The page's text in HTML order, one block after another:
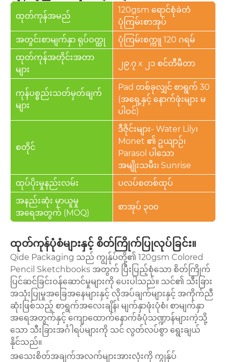
ထုတ်ကုန်အမည်
120gsm ရောင်စုံခဲတံ
ပုံကြမ်းစာအုပ်
အတွင်းစာမျက်နှာ ရုပ်ဝတ္ထု
ပုံကြမ်းစက္ကူ 120 ဂရမ်
ထုတ်ကုန်အတိုင်းအတာ
များ
၂၉.၇ x ၂၁ စင်တီမီတာ
ကုန်ပစ္စည်းသတ်မှတ်ချက်
များ
Pad တစ်ခုလျှင် စာရွက် 30
(အရှေ့နှင့် နောက်ဖုံးများ မ
ပါဝင်)
စတိုင်
ဒီဇိုင်းများ- Water Lily၊
Monet ၏ ဥယျာဉ်၊
Parasol ပါသော
အမျိုးသမီး၊ Sunrise
ထုပ်ပိုးမှုနည်းလမ်း
ပလပ်စတစ်ထုပ်
အနည်းဆုံး မှာယူမှု
အရေအတွက် (MOQ)
စာအုပ် ၃၀၀
ထုတ်ကုန်ပုံစံများနှင့် စိတ်ကြိုက်ပြုလုပ်ခြင်း။
Qide Packaging သည် ကျွန်ုပ်တို့၏ 120gsm Colored
Pencil Sketchbooks အတွက် ပြီးပြည့်စုံသော စိတ်ကြိုက်
ပြင်ဆင်ခြင်းဝန်ဆောင်မှုများကို ပေးပါသည်။ သင်၏ သီးခြား
အသုံးပြုမှုအခြေအနေများနှင့် လိုအပ်ချက်များနှင့် အကိုက်ညီ
ဆုံးဖြစ်သည့် စာရွက်အလေးချိန်၊ မျက်နှာဖုံးပုံစံ၊ စာမျက်နှာ
အရေအတွက်နှင့် ကျောထောက်နောက်ခံပုံသဏ္ဍာန်များကဲ့သို့
သော သီးခြားအင်္ဂါရပ်များကို သင် လွတ်လပ်စွာ ရွေးချယ်
နိုင်သည်။
အသေးစိတ်အချက်အလက်များအားလုံးကို ကျွန်ုပ်